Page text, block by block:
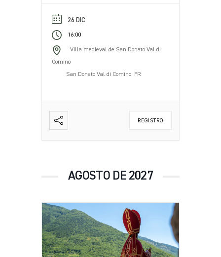
lo largo de una ruta escénica por
caracterizada por tramos de
sendero fáciles y evocadores,
serpentea por las colinas que
rodean San Donato Val di Comino,
26 DIC
16:00
Villa medieval de San Donato Val di
Comino
San Donato Val di Comino, FR
REGISTRO
AGOSTO DE 2027